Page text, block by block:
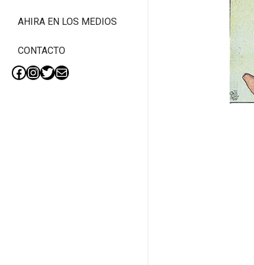
AHIRA EN LOS MEDIOS
CONTACTO
Facebook
Instagram
Twitter
Mail